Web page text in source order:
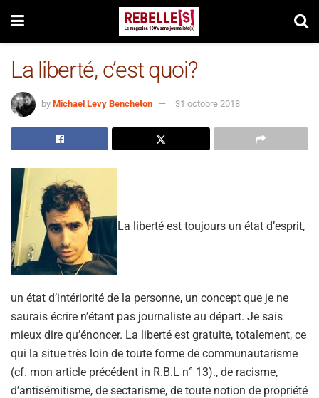
La liberté, c’est quoi?
by Michael Levy Bencheton 31 octobre 2018
La liberté est toujours un état d’esprit,
un état d’intériorité de la personne, un concept que je ne
saurais écrire n’étant pas journaliste au départ. Je sais
mieux dire qu’énoncer. La liberté est gratuite, totalement, ce
qui la situe très loin de toute forme de communautarisme
(cf. mon article précédent in R.B.L n° 13)., de racisme,
d’antisémitisme, de sectarisme, de toute notion de propriété